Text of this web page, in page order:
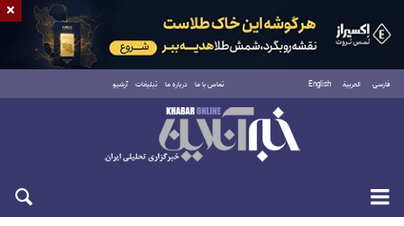
فارسی العربية English تماس با ما درباره ما تبلیغات آرشیو
پنجشنبه ۱۵ مرداد ۱۴۰۵
×